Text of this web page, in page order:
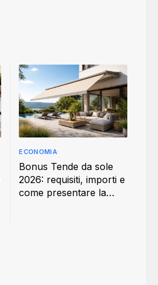
Bonus Tende da sole
2026: requisiti, importi e
come presentare la
ECONOMIA